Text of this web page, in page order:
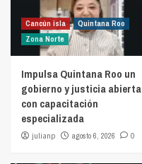
Cancún isla
Quintana Roo
Zona Norte
Impulsa Quintana Roo un
gobierno y justicia abierta
con capacitación
especializada
julianp agosto 6, 2026 0